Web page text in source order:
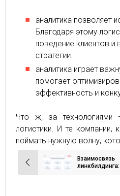
аналитика позволяет
Благодаря этому
поведение клиентов и
стратегии.
аналитика играет
помогает
эффективность и
Что ж, за технологиями
логистики. И те
поймать нужную волну,
Навигация
по